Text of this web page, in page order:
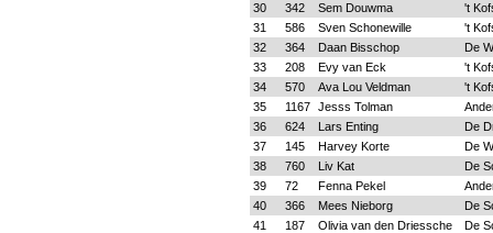
30
342 Sem Douwma
't
31
586 Sven Schonewille
't
32
364 Daan Bisschop
De
33
208 Evy van Eck
't
34
570 Ava Lou Veldman
't
35
1167 Jesss Tolman
36
624 Lars Enting
De
37
145 Harvey Korte
De
38
760 Liv Kat
De
39
72 Fenna Pekel
40
366 Mees Nieborg
De
41
187 Olivia van den Driessche
De